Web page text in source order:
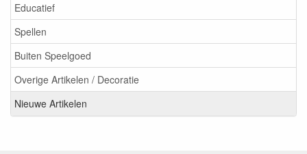
Educatief
Spellen
Buiten Speelgoed
Overige Artikelen / Decoratie
Nieuwe Artikelen